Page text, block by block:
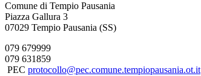
Comune di Tempio Pausania
Piazza Gallura 3
07029 Tempio Pausania (SS)
079 679999
079 631859
PEC protocollo@pec.comune.tempiopausania.ot.it